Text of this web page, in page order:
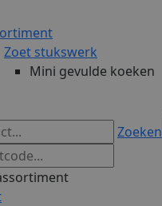
Zoet stukswerk
Mini gevulde koeken
Zoeken